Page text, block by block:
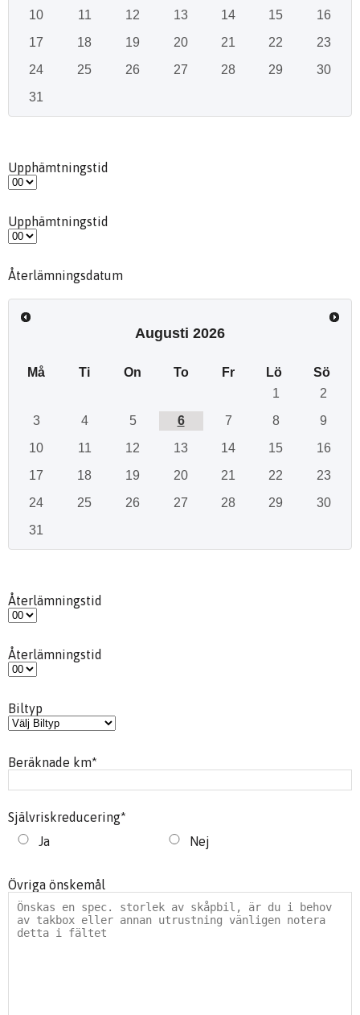
10 11 12 13 14 15
16
17
18 19 20 21 22
23
24
25 26 27 28 29
30
31
Upphämtningstid
Upphämtningstid
Återlämningsdatum
Augusti 2026
Må Ti On To Fr Lö
Sö
1
2
3
4 5 6 7 8
9
10
11 12 13 14 15
16
17
18 19 20 21 22
23
24
25 26 27 28 29
30
31
Återlämningstid
Återlämningstid
Biltyp
Beräknade km*
Självriskreducering*
Ja
Nej
Övriga önskemål